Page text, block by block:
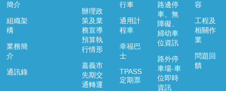
簡介
組織架
構
業務簡
介
通訊錄
辦理政
策及業
務宣導
預算執
行情形
嘉義市
先期交
通轉運
行車
通用計
程車
幸福巴
士
TPASS
定期票
路邊停
車、無
障礙、
婦幼車
位資訊
路外停
車場-車
位即時
資訊
容
工程及
相關作
業
問題回
饋